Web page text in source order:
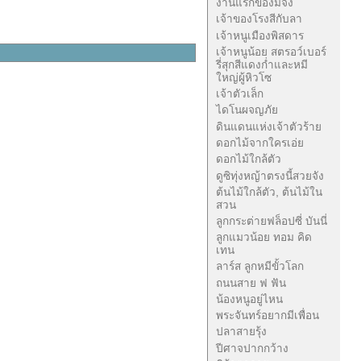
งานแรกของมี้จัง
เจ้าของโรงสีกับลา
เจ้าหนูเมืองพิสดาร
เจ้าหนูน้อย สตรอว์เบอร์
รี่สุกสีแดงก่ำและหมี
ใหญ่ผู้หิวโซ
เจ้าตัวเล็ก
ไดโนผจญภัย
ดินแดนแห่งเจ้าตัวร้าย
ดอกไม้จากใครเอ่ย
ดอกไม้ใกล้ตัว
ดูซิทุ่งหญ้าตรงนี้สวยจัง
ต้นไม้ใกล้ตัว, ต้นไม้ใน
สวน
ลูกกระต่ายฟล็อปซี่ บันนี่
ลูกแมวน้อย ทอม คิด
เทน
ลาร์ส ลูกหมีขั้วโลก
ถนนสาย ฟ ฟัน
น้องหนูอยู่ไหน
พระจันทร์อยากมีเพื่อน
ปลาสายรุ้ง
ปีศาจปากกว้าง